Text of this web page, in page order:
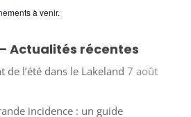
à venir.
Actualités récentes
l’été dans le Lakeland 7 août
incidence : un guide